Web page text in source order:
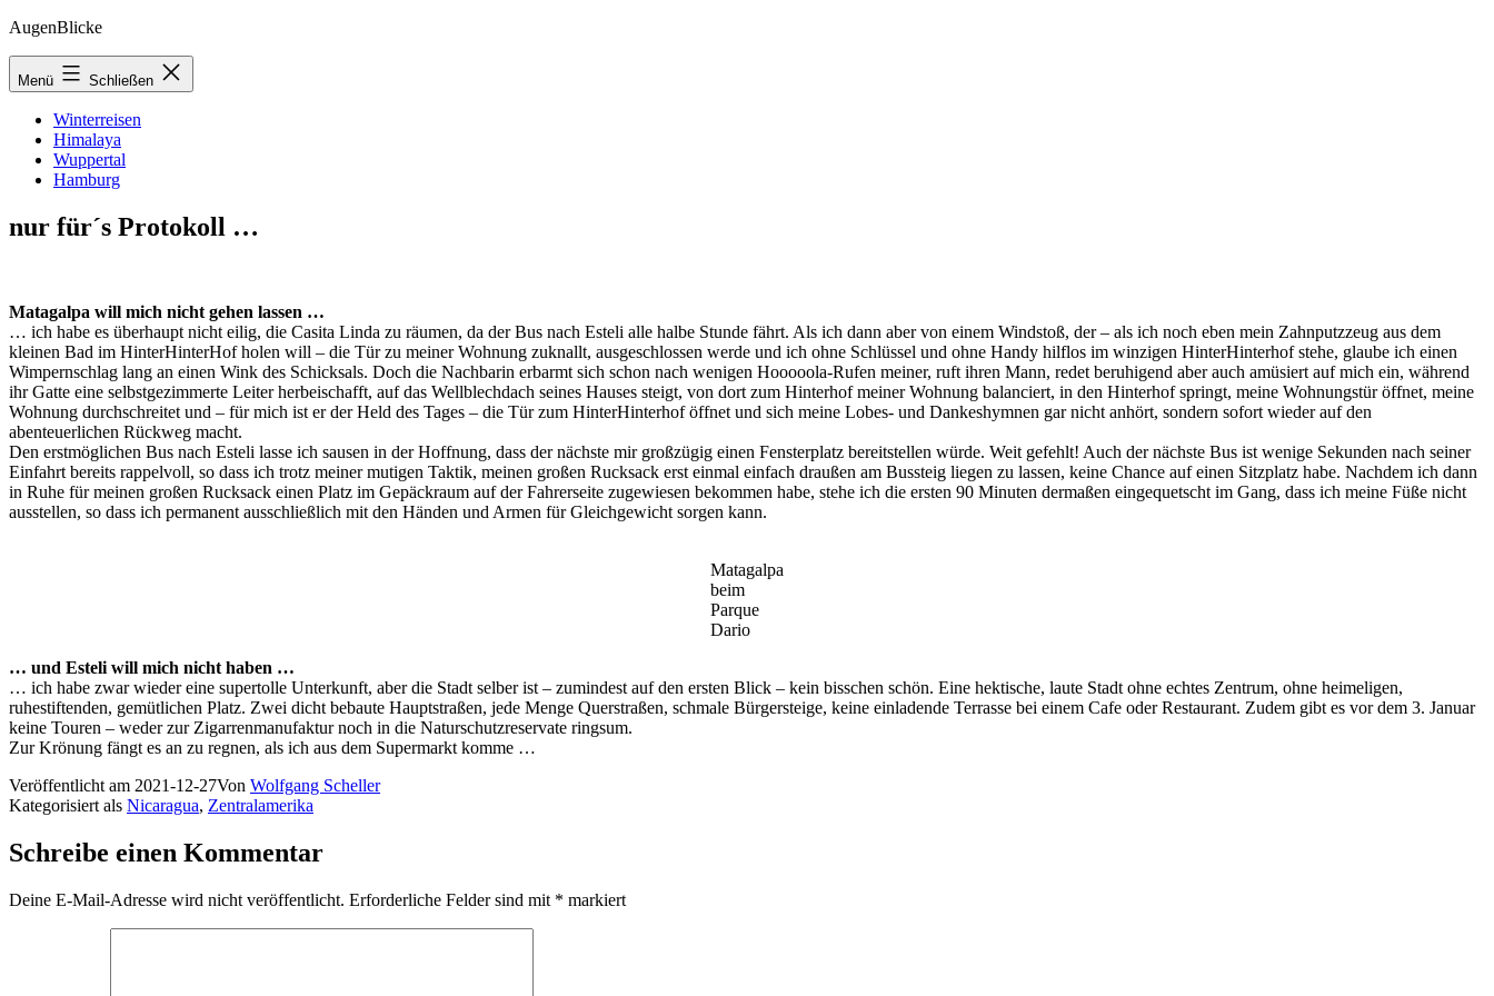
Zum
springen
AugenBlicke
Menü Schließen
Winterreisen
Himalaya
Wuppertal
Hamburg
nur für´s Protokoll …
Matagalpa will mich nicht gehen lassen …
… ich habe es überhaupt nicht eilig, die Casita Linda zu räumen, da der Bus nach Esteli alle halbe Stunde fährt. Als ich dann aber von einem Windstoß, der – als ich noch eben mein Zahnputzzeug aus dem
kleinen Bad im HinterHinterHof holen will – die Tür zu meiner Wohnung zuknallt, ausgeschlossen werde und ich ohne Schlüssel und ohne Handy hilflos im winzigen HinterHinterhof stehe, glaube ich einen
Wimpernschlag lang an einen Wink des Schicksals. Doch die Nachbarin erbarmt sich schon nach wenigen Hooooola-Rufen meiner, ruft ihren Mann, redet beruhigend aber auch amüsiert auf mich ein, während
ihr Gatte eine selbstgezimmerte Leiter herbeischafft, auf das Wellblechdach seines Hauses steigt, von dort zum Hinterhof meiner Wohnung balanciert, in den Hinterhof springt, meine Wohnungstür öffnet, meine
Wohnung durchschreitet und – für mich ist er der Held des Tages – die Tür zum HinterHinterhof öffnet und sich meine Lobes- und Dankeshymnen gar nicht anhört, sondern sofort wieder auf den
abenteuerlichen Rückweg macht.
Den erstmöglichen Bus nach Esteli lasse ich sausen in der Hoffnung, dass der nächste mir großzügig einen Fensterplatz bereitstellen würde. Weit gefehlt! Auch der nächste Bus ist wenige Sekunden nach seiner
Einfahrt bereits rappelvoll, so dass ich trotz meiner mutigen Taktik, meinen großen Rucksack erst einmal einfach draußen am Bussteig liegen zu lassen, keine Chance auf einen Sitzplatz habe. Nachdem ich dann
in Ruhe für meinen großen Rucksack einen Platz im Gepäckraum auf der Fahrerseite zugewiesen bekommen habe, stehe ich die ersten 90 Minuten dermaßen eingequetscht im Gang, dass ich meine Füße nicht
ausstellen, so dass ich permanent ausschließlich mit den Händen und Armen für Gleichgewicht sorgen kann.
Matagalpa
beim
Parque
Dario
… und Esteli will mich nicht haben …
… ich habe zwar wieder eine supertolle Unterkunft, aber die Stadt selber ist – zumindest auf den ersten Blick – kein bisschen schön. Eine hektische, laute Stadt ohne echtes Zentrum, ohne heimeligen,
ruhestiftenden, gemütlichen Platz. Zwei dicht bebaute Hauptstraßen, jede Menge Querstraßen, schmale Bürgersteige, keine einladende Terrasse bei einem Cafe oder Restaurant. Zudem gibt es vor dem 3. Januar
keine Touren – weder zur Zigarrenmanufaktur noch in die Naturschutzreservate ringsum.
Zur Krönung fängt es an zu regnen, als ich aus dem Supermarkt komme …
Veröffentlicht am 2021-12-27Von Wolfgang Scheller
Kategorisiert als Nicaragua, Zentralamerika
Schreibe einen Kommentar
Deine E-Mail-Adresse wird nicht veröffentlicht. Erforderliche Felder sind mit * markiert